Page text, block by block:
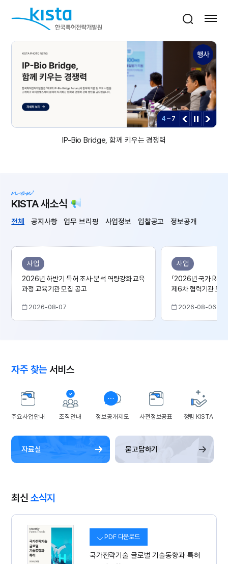
한국특허전략개발원
통합검색
사이트맵 열기
4 7
행사
IP-Bio Bridge, 함께 키우는 경쟁력
IP-Bio Bridge, 함께 키우는 경쟁력
KISTA 새소식
전체
사업
2026년 하반기 특허 조사·분석 역량강화 교육
과정 교육기관 모집 공고
2026-08-07
사업
「2026년 국가 R&D
제6차 협력기관 모
2026-08-06
공지사항 업무 브리핑 사업정보 입찰공고 정보공개
자주 찾는 서비스
주요사업안내 조직안내 정보공개제도 사전정보공표 청렴 KISTA
자료실 묻고답하기
최신 소식지
PDF
국가전략기술 글로벌 기술동향과 특허